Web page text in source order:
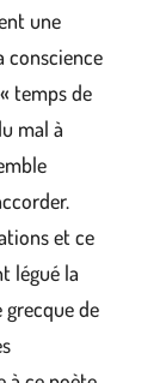
une
conscience
temps de
mal à
et ce
légué la
de